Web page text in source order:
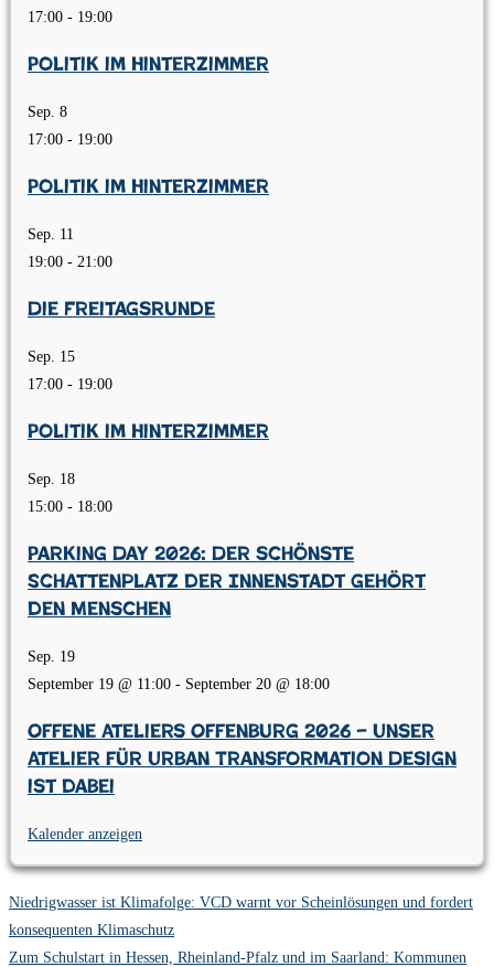
17:00 - 19:00
Politik im Hinterzimmer
Sep. 8
17:00 - 19:00
Politik im Hinterzimmer
Sep. 11
19:00 - 21:00
Die Freitagsrunde
Sep. 15
17:00 - 19:00
Politik im Hinterzimmer
Sep. 18
15:00 - 18:00
Parking Day 2026: Der schönste
Schattenplatz der Innenstadt gehört
den Menschen
Sep. 19
September 19 @ 11:00 - September 20 @ 18:00
Offene Ateliers Offenburg 2026 – Unser
Atelier für Urban Transformation Design
ist dabei
Kalender anzeigen
Niedrigwasser ist Klimafolge: VCD warnt vor Scheinlösungen und fordert
konsequenten Klimaschutz
Zum Schulstart in Hessen, Rheinland-Pfalz und im Saarland: Kommunen